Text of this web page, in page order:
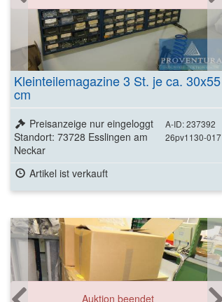
Kleinteilemagazine 3 St. je ca. 30x55
cm
A-ID: 237392
26pv1130-017
Preisanzeige nur eingeloggt
Standort: 73728 Esslingen am
Neckar
Artikel ist verkauft
Auktion beendet